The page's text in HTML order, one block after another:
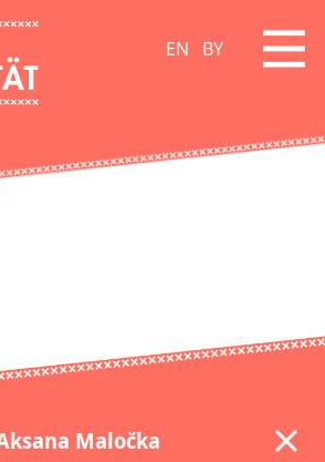
EN BY
Maločka